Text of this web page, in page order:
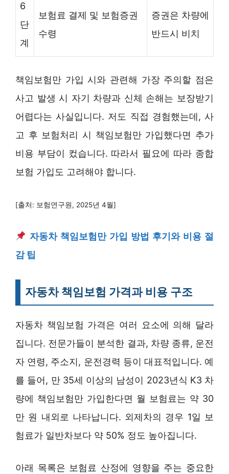
6
단
계
보험료 결제 및 보험증권
수령
증권은 차량에
반드시 비치
책임보험만 가입 시와 관련해 가장 주의할 점은
사고 발생 시 자기 차량과 신체 손해는 보장받기
어렵다는 사실입니다. 저도 직접 경험했는데, 사
고 후 보험처리 시 책임보험만 가입했다면 추가
비용 부담이 컸습니다. 따라서 필요에 따라 종합
보험 가입도 고려해야 합니다.
[출처: 보험연구원, 2025년 4월]
자동차 책임보험만 가입 방법 후기와 비용 절
감 팁
자동차 책임보험 가격과 비용 구조
자동차 책임보험 가격은 여러 요소에 의해 달라
집니다. 전문가들이 분석한 결과, 차량 종류, 운전
자 연령, 주소지, 운전경력 등이 대표적입니다. 예
를 들어, 만 35세 이상의 남성이 2023년식 K3 차
량에 책임보험만 가입한다면 월 보험료는 약 30
만 원 내외로 나타납니다. 외제차의 경우 1일 보
험료가 일반차보다 약 50% 정도 높아집니다.
아래 목록은 보험료 산정에 영향을 주는 중요한